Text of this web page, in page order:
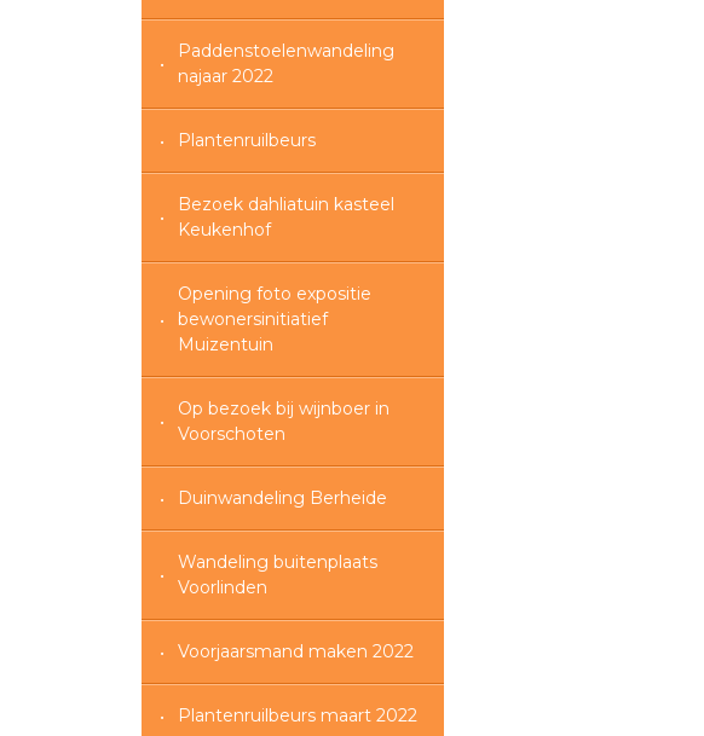
Paddenstoelenwandeling
najaar 2022
Plantenruilbeurs
Bezoek dahliatuin kasteel
Keukenhof
Opening foto expositie
bewonersinitiatief
Muizentuin
Op bezoek bij wijnboer in
Voorschoten
Duinwandeling Berheide
Wandeling buitenplaats
Voorlinden
Voorjaarsmand maken 2022
Plantenruilbeurs maart 2022